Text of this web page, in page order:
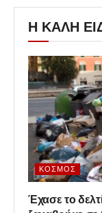
Η ΚΑΛΗ
ΚΌΣΜΟΣ
Έχασε το